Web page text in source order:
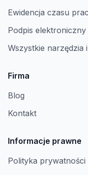
Ewidencja czasu
Podpis elektroniczny
Wszystkie narzędzia
Firma
Blog
Kontakt
Informacje prawne
Polityka prywatności